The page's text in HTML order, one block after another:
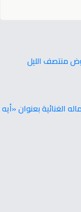
الغنائية بعنوان «أيه